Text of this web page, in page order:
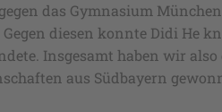
das Gymnasium
diesen konnte Didi He
Insgesamt haben wir
aus Südbayern